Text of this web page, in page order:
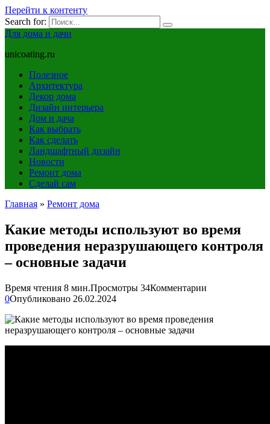
Перейти к контенту
Search for:
Для дома и дачи
unicoating.ru
Полезное
Архитектура
Декор дома
Дизайн интерьера
Дом и дача
Как выбрать
Как сделать
Ландшафтный дизайн
Новости
Ремонт дома
Сделай сам
Главная » Ремонт дома
Какие методы используют во время
проведения неразрушающего контроля
– основные задачи
Время чтения 8 мин.Просмотры 34Комментарии
0Опубликовано 26.02.2024